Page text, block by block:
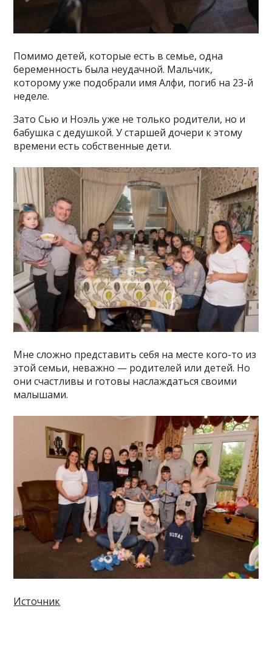
Помимо детей, которые есть в семье, одна
беременность была неудачной. Мальчик,
которому уже подобрали имя Алфи, погиб на 23-й
неделе.
Зато Сью и Ноэль уже не только родители, но и
бабушка с дедушкой. У старшей дочери к этому
времени есть собственные дети.
Мне сложно представить себя на месте кого-то из
этой семьи, неважно — родителей или детей. Но
они счастливы и готовы наслаждаться своими
малышами.
Источник